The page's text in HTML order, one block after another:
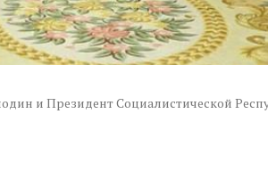
и Президент Социалистической